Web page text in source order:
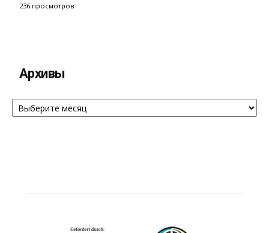
236 просмотров
Архивы
Архивы